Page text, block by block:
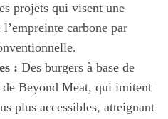
projets qui visent une
carbone par
: Des burgers à base de
de Beyond Meat, qui imitent
plus accessibles, atteignant